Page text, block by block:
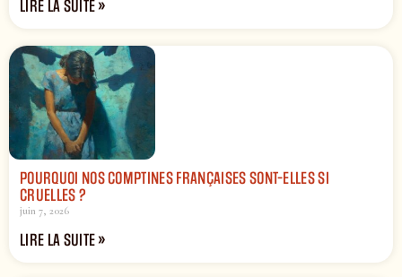
LIRE LA SUITE »
POURQUOI NOS COMPTINES FRANÇAISES SONT-ELLES SI
CRUELLES ?
juin 7, 2026
LIRE LA SUITE »